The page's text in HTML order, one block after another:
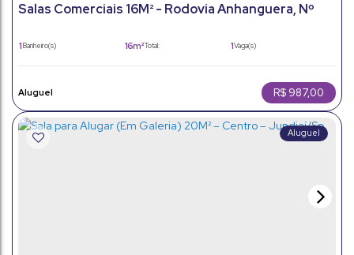
Salas Comerciais 16M² - Rodovia Anhanguera, Nº
R$ 987,00
1Banheiro(s) Total:
16m² 1Vaga(s)